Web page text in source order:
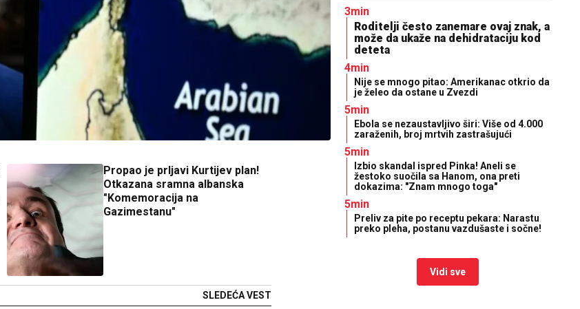
Propao je prljavi Kurtijev plan!
Otkazana sramna albanska
"Komemoracija na
Gazimestanu"
SLEDEĆA VEST
3min
Roditelji često zanemare ovaj znak, a
može da ukaže na dehidrataciju kod
deteta
4min
Nije se mnogo pitao: Amerikanac otkrio da
je želeo da ostane u Zvezdi
5min
Ebola se nezaustavljivo širi: Više od 4.000
zaraženih, broj mrtvih zastrašujući
5min
Izbio skandal ispred Pinka! Aneli se
žestoko suočila sa Hanom, ona preti
dokazima: "Znam mnogo toga"
5min
Preliv za pite po receptu pekara: Narastu
preko pleha, postanu vazdušaste i sočne!
Vidi sve